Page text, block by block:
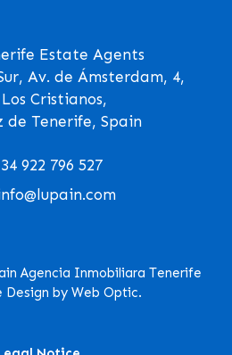
Estate Agents
Av. de Ámsterdam, 4,
Los Cristianos,
de Tenerife, Spain
922 796 527
Agencia Inmobiliara Tenerife
Design by Web Optic.